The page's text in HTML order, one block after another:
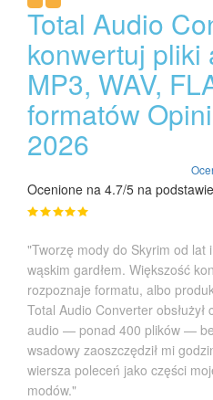
Total Audio
konwertuj pliki
MP3, WAV,
formatów
2026
Ocenione na 4.7/5 na
"Tworzę mody do Skyrim od lat
wąskim gardłem. Większość
rozpoznaje formatu, albo
Total Audio Converter obsłużył
audio — ponad 400 plików —
wsadowy zaoszczędził mi
wiersza poleceń jako części
modów."